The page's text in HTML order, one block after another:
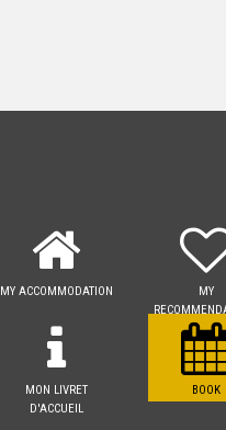
MY ACCOMMODATION
MY
MON LIVRET
D'ACCUEIL
BOOK